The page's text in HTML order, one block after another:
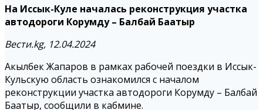
На Иссык-Куле началась реконструкция участка
автодороги Корумду – Балбай Баатыр
Вести.kg, 12.04.2024
Акылбек Жапаров в рамках рабочей поездки в Иссык-
Кульскую область ознакомился с началом
реконструкции участка автодороги Корумду – Балбай
Баатыр, сообщили в кабмине.